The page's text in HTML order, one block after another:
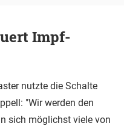
Impf-
nutzte die Schalte
"Wir werden den
sich möglichst viele von